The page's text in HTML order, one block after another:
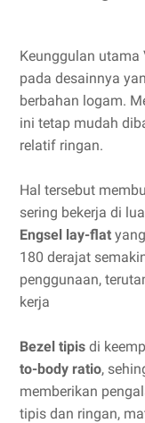
Keunggulan utama
pada desainnya
berbahan logam.
ini tetap mudah
relatif ringan.
Hal tersebut
sering bekerja di
Engsel lay-flat
180 derajat
penggunaan,
kerja
Bezel tipis di
to-body ratio,
memberikan
tipis dan ringan,